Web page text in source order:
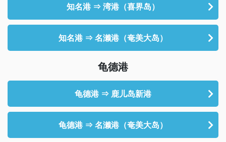
知名港 ⇒ 湾港（喜界岛）
知名港 ⇒ 名濑港（奄美大岛）
龟德港
龟德港 ⇒ 鹿儿岛新港
龟德港 ⇒ 名濑港（奄美大岛）